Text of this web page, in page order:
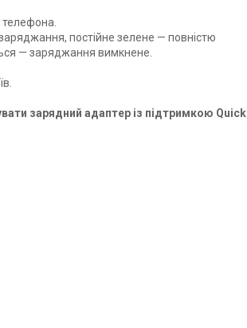
телефона.
постійне зелене — повністю
— заряджання вимкнене.
зарядний адаптер із підтримкою Quick